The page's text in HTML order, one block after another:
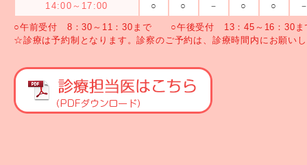
14:00～17:00 ○ ○ － ○ ○
○午前受付 8：30～11：30まで ○午後受付 13：45～16：30ま
☆診療は予約制となります。診察のご予約は、診療時間内にお願い